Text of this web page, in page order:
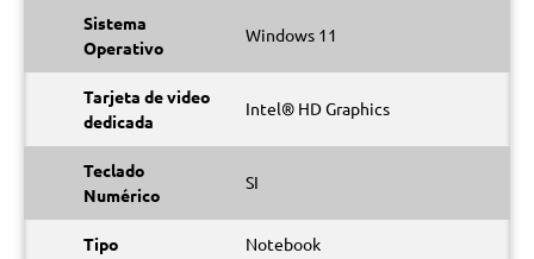
Sistema
Operativo
Windows 11
Tarjeta de video
dedicada
Intel® HD Graphics
Teclado
Numérico
SI
Tipo Notebook